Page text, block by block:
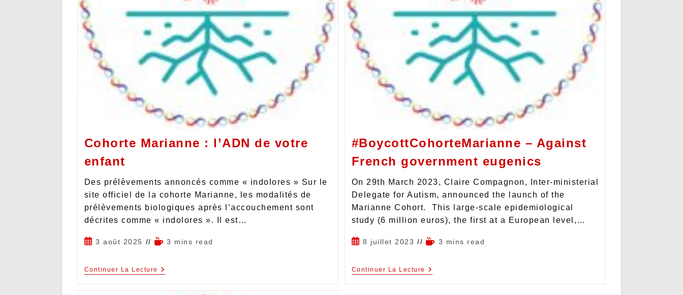
Cohorte Marianne : l’ADN de votre
enfant
Des prélèvements annoncés comme « indolores » Sur le
site officiel de la cohorte Marianne, les modalités de
prélèvements biologiques après l’accouchement sont
décrites comme « indolores ». Il est…
3 août 2025 3 mins read
Continuer La Lecture
#BoycottCohorteMarianne – Against
French government eugenics
On 29th March 2023, Claire Compagnon, Inter-ministerial
Delegate for Autism, announced the launch of the
Marianne Cohort. This large-scale epidemiological
study (6 million euros), the first at a European level,…
8 juillet 2023 3 mins read
Continuer La Lecture